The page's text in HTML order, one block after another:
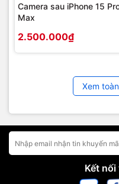
Camera sau iPhone 15
Max
2.500.000₫
Xem
Kết